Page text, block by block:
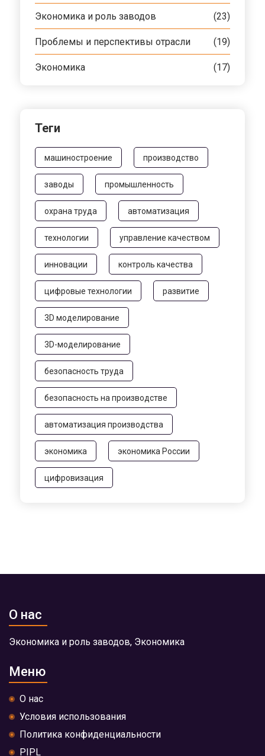
Экономика и роль заводов (23)
Проблемы и перспективы отрасли (19)
Экономика (17)
Теги
машиностроение производство
заводы промышленность
охрана труда автоматизация
технологии управление качеством
инновации контроль качества
цифровые технологии развитие
3D моделирование
3D-моделирование
безопасность труда
безопасность на производстве
автоматизация производства
экономика экономика России
цифровизация
О нас
Экономика и роль заводов, Экономика
Меню
О нас
Условия использования
Политика конфиденциальности
PIPL